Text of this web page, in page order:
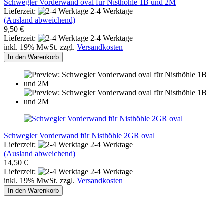
Schwegler Vorderwand oval für Nisthöhle 1B und 2M
Lieferzeit:
2-4 Werktage
(Ausland abweichend)
9,50 €
Lieferzeit:
2-4 Werktage
inkl. 19% MwSt. zzgl. Versandkosten
In den Warenkorb
Schwegler Vorderwand für Nisthöhle 2GR oval
Lieferzeit:
2-4 Werktage
(Ausland abweichend)
14,50 €
Lieferzeit:
2-4 Werktage
inkl. 19% MwSt. zzgl. Versandkosten
In den Warenkorb